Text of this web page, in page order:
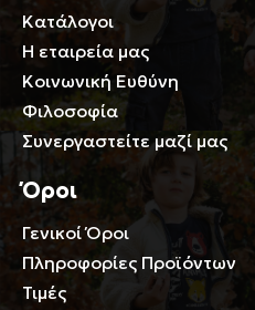
Κατάλογοι
Η εταιρεία μας
Κοινωνική Ευθύνη
Φιλοσοφία
Συνεργαστείτε μαζί μας
Όροι
Γενικοί Όροι
Πληροφορίες Προϊόντων
Τιμές